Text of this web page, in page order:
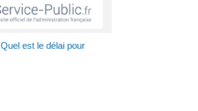
Quel est le délai pour